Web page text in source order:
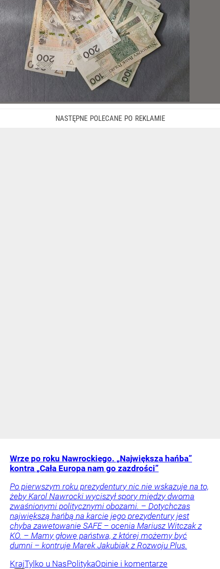
Wrze po roku Nawrockiego. „Największa hańba”
kontra „Cała Europa nam go zazdrości”
Po pierwszym roku prezydentury nic nie wskazuje na to,
żeby Karol Nawrocki wyciszył spory między dwoma
zwaśnionymi politycznymi obozami. – Dotychczas
największą hańbą na karcie jego prezydentury jest
chyba zawetowanie SAFE – ocenia Mariusz Witczak z
KO. – Mamy głowę państwa, z której możemy być
dumni – kontruje Marek Jakubiak z Rozwoju Plus.
KrajTylko u NasPolitykaOpinie i komentarze